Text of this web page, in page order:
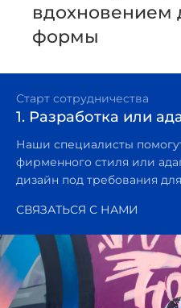
вдохновением
формы
Старт сотрудничества
1. Разработка или
Наши специалисты
фирменного стиля или
дизайн под требования
СВЯЗАТЬСЯ С НАМИ